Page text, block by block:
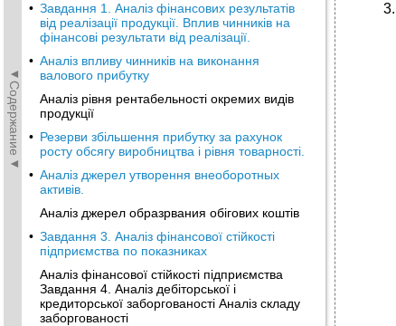
◄Содержание◄
• Завдання 1. Аналіз фінансових результатів
від реалізації продукції. Вплив чинників на
фінансові результати від реалізації.
• Аналіз впливу чинників на виконання
валового прибутку
Аналіз рівня рентабельності окремих видів
продукції
• Резерви збільшення прибутку за рахунок
росту обсягу виробництва і рівня товарності.
• Аналіз джерел утворення внеоборотных
активів.
Аналіз джерел образрвания обігових коштів
• Завдання 3. Аналіз фінансової стійкості
підприємства по показниках
Аналіз фінансової стійкості підприємства
Завдання 4. Аналіз дебіторської і
кредиторської заборгованості Аналіз складу
заборгованості